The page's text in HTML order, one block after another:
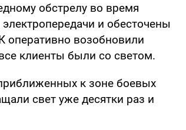
обстрелу во время
и обесточены
оперативно возобновили
клиенты были со светом.
к зоне боевых
свет уже десятки раз и